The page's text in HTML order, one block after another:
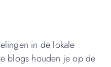
in de lokale
blogs houden je op de